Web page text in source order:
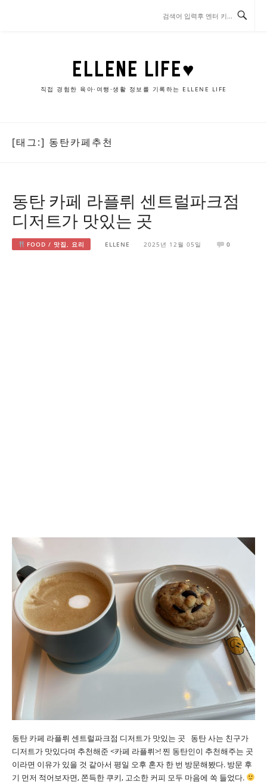
ELLENE LIFE♥
직접 경험한 육아·여행·생활 정보를 기록하는 ELLENE LIFE
[태그:] 동탄카페추천
동탄 카페 라플뤼 센트럴파크점
디저트가 맛있는 곳
FOOD / 맛집, 요리 ELLENE 2025년 12월 05일 0
동탄 카페 라플뤼 센트럴파크점 디저트가 맛있는 곳 동탄 사는 친구가
디저트가 맛있다며 추천해준 <카페 라플뤼>! 찐 동탄인이 추천해주는 곳
이라면 이유가 있을 것 같아서 평일 오후 혼자 한 번 방문해봤다. 방문 후
기 먼저 적어보자면, 쫀득한 쿠키, 고소한 커피 모두 마음에 쏙 들었다.